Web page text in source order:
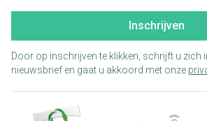
Inschrijven
Door op inschrijven te klikken, schrijft u zich
nieuwsbrief en gaat u akkoord met onze